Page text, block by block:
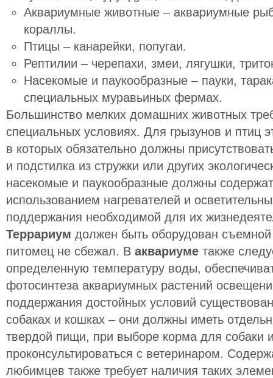
Аквариумные животные – аквариумные
кораллы.
Птицы – канарейки, попугаи.
Рептилии – черепахи, змеи, лягушки,
Насекомые и паукообразные – пауки,
специальных муравьиных фермах.
Большинство мелких домашних животных
специальных условиях. Для грызунов и птиц
в которых обязательно должны
и подстилка из стружки или других
насекомые и паукообразные должны
использованием нагревателей и
поддержания необходимой для их
Террариум должен быть оборудован
питомец не сбежал. В аквариуме также
определенную температуру воды,
фотосинтеза аквариумных растений
поддержания достойных условий
собаках и кошках – они должны иметь
твердой пищи, при выборе корма для собаки
проконсультироваться с ветеринаром.
любимцев также требует наличия таких